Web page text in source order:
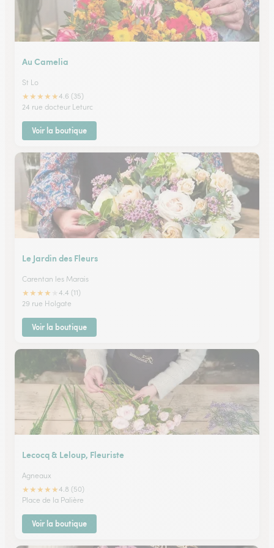
Au Camelia
St Lo
★★★★★4.6 (35)
24 rue docteur Leturc
Voir la boutique
Le Jardin des Fleurs
Carentan les Marais
★★★★
4.4 (11)
29 rue Holgate
Voir la boutique
Lecocq & Leloup, Fleuriste
Agneaux
★★★★★4.8 (50)
Place de la Palière
Voir la boutique